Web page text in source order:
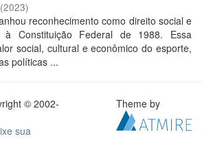
(2023)
reconhecimento como direito social e
à Constituição Federal de 1988. Essa
social, cultural e econômico do esporte,
políticas ...
© 2002-
sua
Theme by